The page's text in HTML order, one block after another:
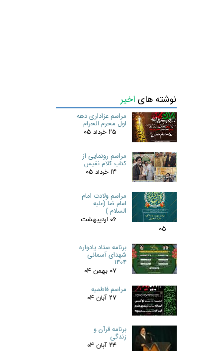
نوشته های اخیر
مراسم عزاداری دهه
اول محرم الحرام
۲۵ خرداد ۰۵
مراسم رونمایی از
کتاب کلام نفیس
۱۳ خرداد ۰۵
مراسم ولادت امام
امام ضا (علیه
السلام )
۰۶ اردیبهشت
۰۵
برنامه ستاد یادواره
شهدای آسمانی
1404
۰۷ بهمن ۰۴
مراسم فاطمیه
۲۷ آبان ۰۴
برنامه قرآن و
زندگی
۲۴ آبان ۰۴